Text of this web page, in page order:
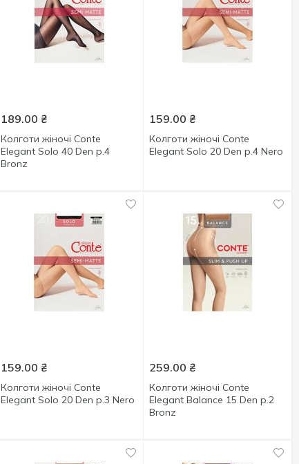
189.00 ₴
Колготи жіночі Conte
Elegant Solo 40 Den р.4
Bronz
159.00 ₴
Колготи жіночі Conte
Elegant Solo 20 Den р.4 Nero
159.00 ₴
Колготи жіночі Conte
Elegant Solo 20 Den р.3 Nero
259.00 ₴
Колготи жіночі Conte
Elegant Balance 15 Den р.2
Bronz